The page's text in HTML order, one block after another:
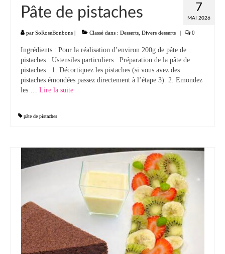
7
MAI 2026
Pâte de pistaches
par SoRoseBonbons | Classé dans : Desserts Divers desserts | 0
Ingrédients : Pour la réalisation d’environ 200g de pâte de
pistaches : Ustensiles particuliers : Préparation de la pâte de
pistaches : 1. Décortiquez les pistaches (si vous avez des
pistaches émondées passez directement à l’étape 3). 2. Emondez
les … Lire la suite­­
pâte de pistaches